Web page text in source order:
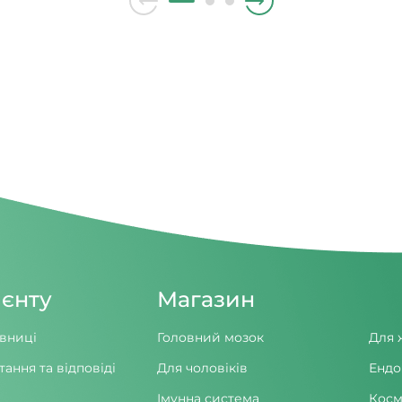
та відповіді
Магазин
Головний мозок Для
Для чоловіків
Імунна система